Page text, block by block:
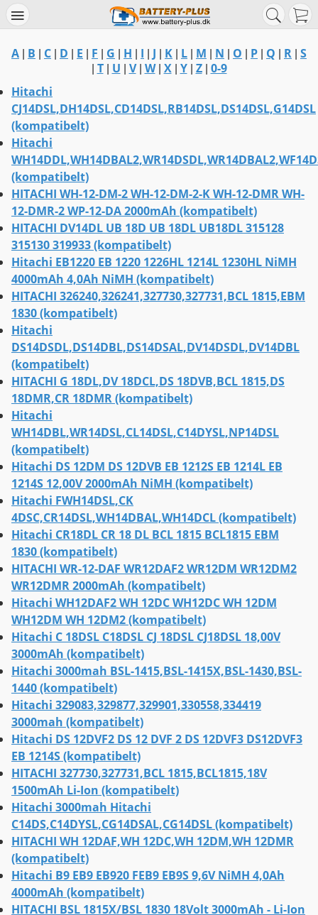
A B C D E F G H I J K L M N O P Q R S
T| U V| W| X| Y| Z| 0-9
Hitachi
CJ14DSL,DH14DSL,CD14DSL,RB14DSL,DS14DSL,G14DSL
(kompatibelt)
Hitachi
(kompatibelt)
HITACHI WH-12-DM-2 WH-12-DM-2-K WH-12-DMR WH-
12-DMR-2 WP-12-DA 2000mAh (kompatibelt)
HITACHI DV14DL UB 18D UB 18DL UB18DL 315128
315130 319933 (kompatibelt)
Hitachi EB1220 EB 1220 1226HL 1214L 1230HL NiMH
4000mAh 4,0Ah NiMH (kompatibelt)
HITACHI 326240,326241,327730,327731,BCL 1815,EBM
1830 (kompatibelt)
Hitachi
DS14DSDL,DS14DBL,DS14DSAL,DV14DSDL,DV14DBL
(kompatibelt)
HITACHI G 18DL,DV 18DCL,DS 18DVB,BCL 1815,DS
18DMR,CR 18DMR (kompatibelt)
Hitachi
WH14DBL,WR14DSL,CL14DSL,C14DYSL,NP14DSL
(kompatibelt)
Hitachi DS 12DM DS 12DVB EB 1212S EB 1214L EB
1214S 12,00V 2000mAh NiMH (kompatibelt)
Hitachi FWH14DSL,CK
4DSC,CR14DSL,WH14DBAL,WH14DCL (kompatibelt)
Hitachi CR18DL CR 18 DL BCL 1815 BCL1815 EBM
1830 (kompatibelt)
HITACHI WR-12-DAF WR12DAF2 WR12DM WR12DM2
WR12DMR 2000mAh (kompatibelt)
Hitachi WH12DAF2 WH 12DC WH12DC WH 12DM
WH12DM WH 12DM2 (kompatibelt)
Hitachi C 18DSL C18DSL CJ 18DSL CJ18DSL 18,00V
3000mAh (kompatibelt)
Hitachi 3000mah BSL-1415,BSL-1415X,BSL-1430,BSL-
1440 (kompatibelt)
Hitachi 329083,329877,329901,330558,334419
3000mah (kompatibelt)
Hitachi DS 12DVF2 DS 12 DVF 2 DS 12DVF3 DS12DVF3
EB 1214S (kompatibelt)
HITACHI 327730,327731,BCL 1815,BCL1815,18V
1500mAh Li-Ion (kompatibelt)
Hitachi 3000mah Hitachi
C14DS,C14DYSL,CG14DSAL,CG14DSL (kompatibelt)
HITACHI WH 12DAF,WH 12DC,WH 12DM,WH 12DMR
(kompatibelt)
Hitachi B9 EB9 EB920 FEB9 EB9S 9,6V NiMH 4,0Ah
4000mAh (kompatibelt)
HITACHI BSL 1815X/BSL 1830 18Volt 3000mAh - Li-Ion